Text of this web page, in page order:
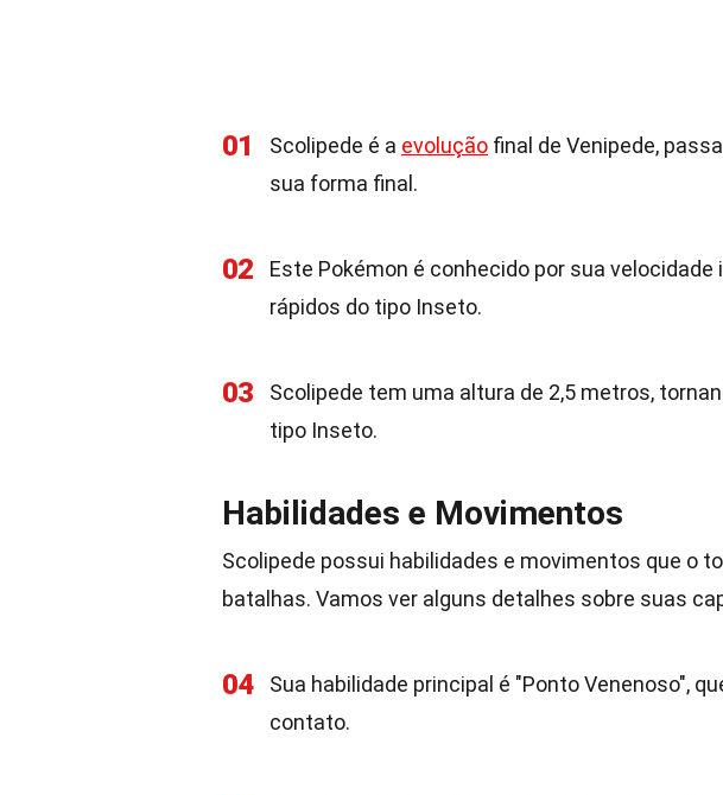
01 Scolipede é a evolução final de Venipede,
sua forma final.
02
Este Pokémon é conhecido por sua
rápidos do tipo Inseto.
03
Scolipede tem uma altura de 2,5 metros,
tipo Inseto.
Habilidades e Movimentos
Scolipede possui habilidades e movimentos que o
batalhas. Vamos ver alguns detalhes sobre suas
04
Sua habilidade principal é "Ponto Venenoso",
contato.